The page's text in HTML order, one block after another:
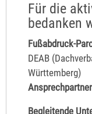
Für die
bedanken
Fußabdruck-
DEAB
Württemberg)
Ansprechpartner
Begleitende